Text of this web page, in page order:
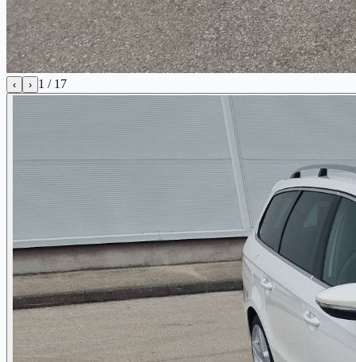
‹ › 1 / 17